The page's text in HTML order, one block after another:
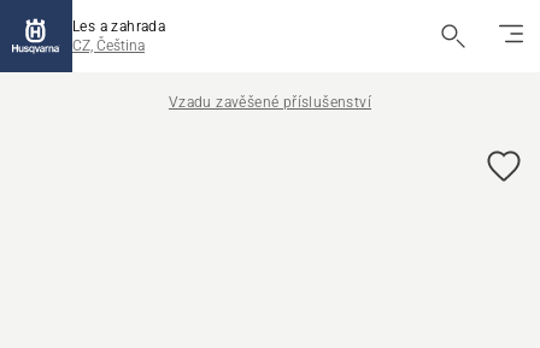
Les a zahrada
CZ, Čeština
Vzadu zavěšené příslušenství